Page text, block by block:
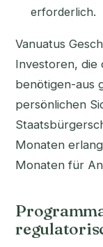
erforderlich.
Vanuatus
Investoren, die
benötigen-aus
persönlichen
Monaten
Monaten für